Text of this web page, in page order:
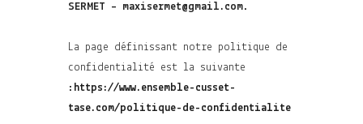
SERMET – maxisermet@gmail.com.
La page définissant notre politique de
confidentialité est la suivante
: https://www.ensemble-cusset-
tase.com/politique-de-confidentialite